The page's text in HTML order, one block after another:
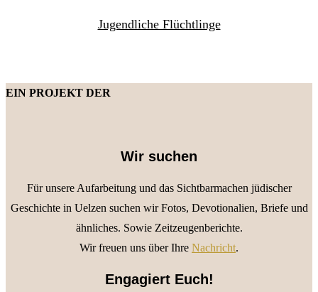
Jugendliche Flüchtlinge
EIN PROJEKT DER
Wir suchen
Für unsere Aufarbeitung und das Sichtbarmachen jüdischer
Geschichte in Uelzen suchen wir Fotos, Devotionalien, Briefe und
ähnliches. Sowie Zeitzeugenberichte.
Wir freuen uns über Ihre Nachricht.
Engagiert Euch!